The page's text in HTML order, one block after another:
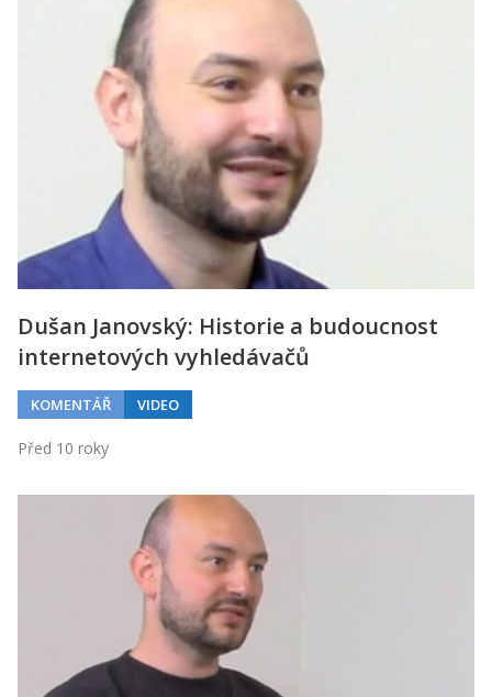
Přihlášení
Kontakt
Obchodní podmínky
Hledaná fráze
Dušan Janovský: Historie a budoucnost
internetových vyhledávačů
KOMENTÁŘ VIDEO
Před 10 roky